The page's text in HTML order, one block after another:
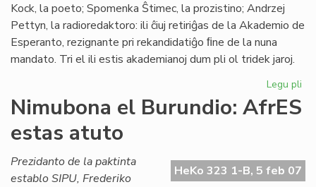
Kock, la poeto; Spomenka Ŝtimec, la prozistino; Andrzej
Pettyn, la radioredaktoro: ili ĉiuj retiriĝas de la Akademio de
Esperanto, rezignante pri rekandidatiĝo ﬁne de la nuna
mandato. Tri el ili estis akademianoj dum pli ol tridek jaroj.
Legu pli
Nimubona el Burundio: AfrES
estas atuto
HeKo 323 1-B, 5 feb 07
Prezidanto de la paktinta
establo SIPU, Frederiko